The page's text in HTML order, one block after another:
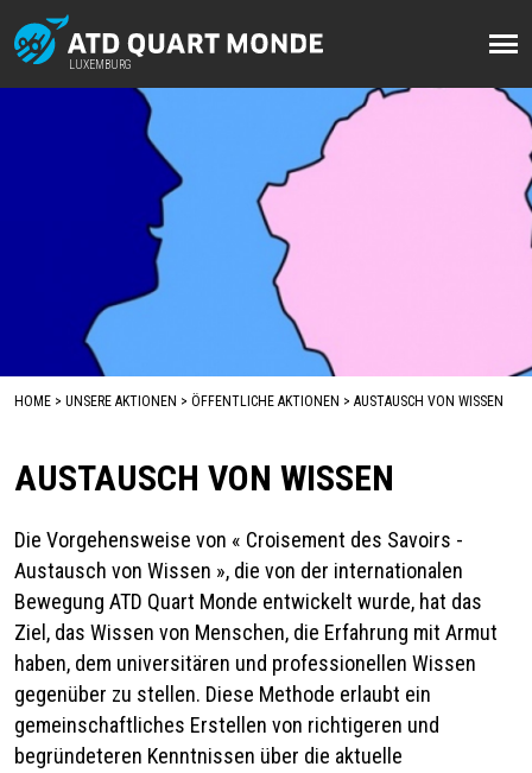
LUXEMBURG
Direkt
zum
Inhalt
LUXEMBURG
HOME UNSERE AKTIONEN ÖFFENTLICHE AKTIONEN AUSTAUSCH VON WISSEN
AUSTAUSCH VON WISSEN
Die Vorgehensweise von « Croisement des Savoirs -
Austausch von Wissen », die von der internationalen
Bewegung ATD Quart Monde entwickelt wurde, hat das
Ziel, das Wissen von Menschen, die Erfahrung mit Armut
haben, dem universitären und professionellen Wissen
gegenüber zu stellen. Diese Methode erlaubt ein
gemeinschaftliches Erstellen von richtigeren und
begründeteren Kenntnissen über die aktuelle